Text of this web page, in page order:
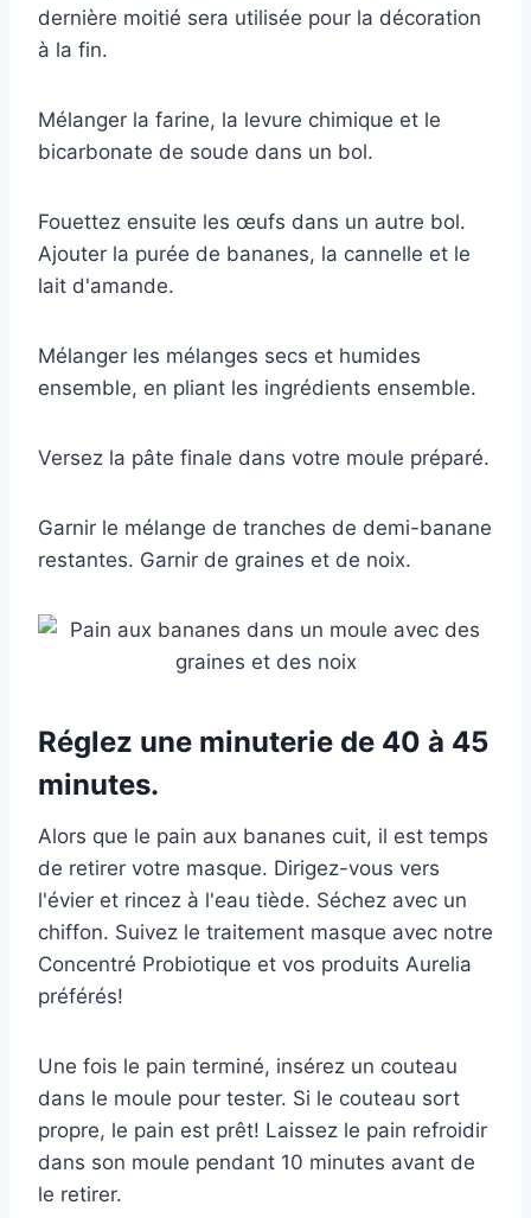
dernière moitié sera utilisée pour la décoration
à la fin.
Mélanger la farine, la levure chimique et le
bicarbonate de soude dans un bol.
Fouettez ensuite les œufs dans un autre bol.
Ajouter la purée de bananes, la cannelle et le
lait d'amande.
Mélanger les mélanges secs et humides
ensemble, en pliant les ingrédients ensemble.
Versez la pâte finale dans votre moule préparé.
Garnir le mélange de tranches de demi-banane
restantes. Garnir de graines et de noix.
Réglez une minuterie de 40 à 45
minutes.
Alors que le pain aux bananes cuit, il est temps
de retirer votre masque. Dirigez-vous vers
l'évier et rincez à l'eau tiède. Séchez avec un
chiffon. Suivez le traitement masque avec notre
Concentré Probiotique et vos produits Aurelia
préférés!
Une fois le pain terminé, insérez un couteau
dans le moule pour tester. Si le couteau sort
propre, le pain est prêt! Laissez le pain refroidir
dans son moule pendant 10 minutes avant de
le retirer.